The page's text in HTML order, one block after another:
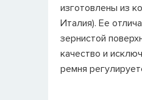
изготовлены из
Италия). Ее
зернистой
качество и
ремня